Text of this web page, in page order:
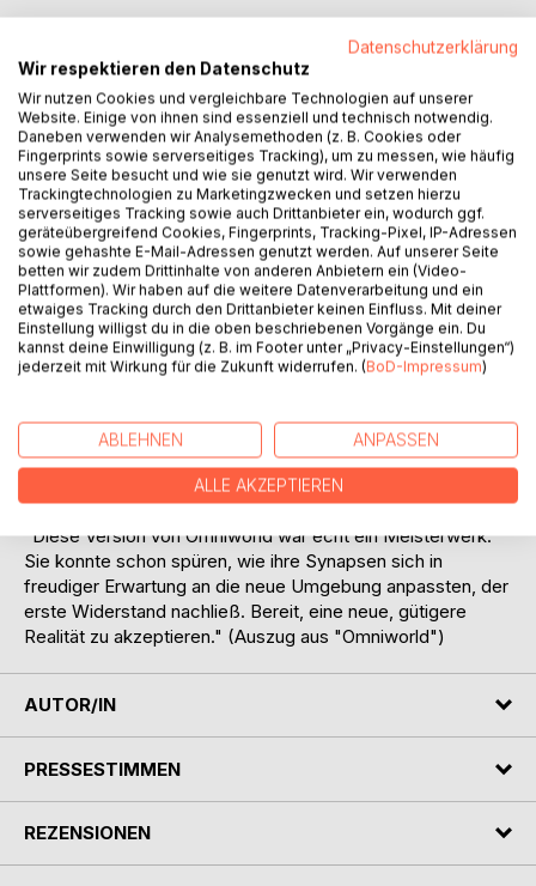
In der nahen Zukunft hat das Simulationsprogramm eine
gesellschaftliche Revolution ausgelöst. Die Menschen
leben, arbeiten und verwirklichen sich in der beliebtesten
Metaverse-Plattform mit dem Motto "Sei, wer du wirklich
bist". Aber während die Technologie hinter Omniworld
immer besser wird, verkümmert die reale Welt. Der von
den Nutzern vergötterte Omniworld-Gründer Ethan Hubble
wird unterdessen immer einflussreicher. Wissen ist Macht
und Omniworld bietet ihm unbegrenzte Möglichkeiten,
Einfluss auf die Politik zu nehmen und die Gesellschaft in
seinem Sinne umzubauen. Doch nicht jeder glaubt den
Heilsversprechungen des simulierten Zeitalters. Und dann
Wem kannst du noch trauen, wenn die Simulation besser
als die Realität ist? Spannung und aktuelle Themen vor
einem erschreckenden Zukunfts-Szenario.
"Diese Version von Omniworld war echt ein Meisterwerk.
Sie konnte schon spüren, wie ihre Synapsen sich in
freudiger Erwartung an die neue Umgebung anpassten, der
erste Widerstand nachließ. Bereit, eine neue, gütigere
Realität zu akzeptieren." (Auszug aus "Omniworld")
AUTOR/IN
PRESSESTIMMEN
REZENSIONEN
Datenschutzerklärung
Wir respektieren den Datenschutz
Wir nutzen Cookies und vergleichbare Technologien auf unserer
Website. Einige von ihnen sind essenziell und technisch notwendig.
Daneben verwenden wir Analysemethoden (z. B. Cookies oder
Fingerprints sowie serverseitiges Tracking), um zu messen, wie häufig
unsere Seite besucht und wie sie genutzt wird. Wir verwenden
Trackingtechnologien zu Marketingzwecken und setzen hierzu
serverseitiges Tracking sowie auch Drittanbieter ein, wodurch ggf.
geräteübergreifend Cookies, Fingerprints, Tracking-Pixel, IP-Adressen
sowie gehashte E-Mail-Adressen genutzt werden. Auf unserer Seite
betten wir zudem Drittinhalte von anderen Anbietern ein (Video-
Plattformen). Wir haben auf die weitere Datenverarbeitung und ein
etwaiges Tracking durch den Drittanbieter keinen Einfluss. Mit deiner
Einstellung willigst du in die oben beschriebenen Vorgänge ein. Du
kannst deine Einwilligung (z. B. im Footer unter „Privacy-Einstellungen“)
jederzeit mit Wirkung für die Zukunft widerrufen. (BoD-Impressum)
ABLEHNEN ANPASSEN
ALLE AKZEPTIEREN